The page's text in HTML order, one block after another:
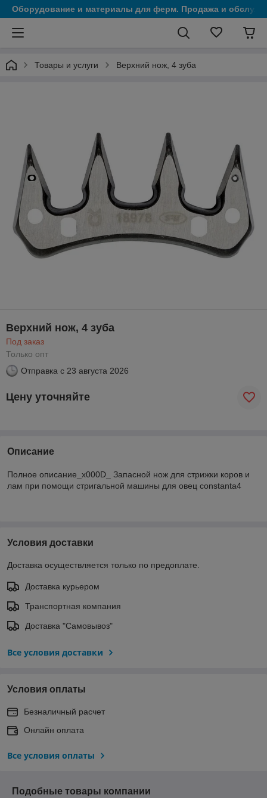
Оборудование и материалы для ферм. Продажа и
Товары и услуги Верхний нож, 4 зуба
Верхний нож, 4 зуба
Под заказ
Только опт
Отправка с 23 августа 2026
Цену уточняйте
Описание
Полное описание_x000D_ Запасной нож для стрижки коров и
лам при помощи стригальной машины для овец constanta4
Условия доставки
Доставка осуществляется только по предоплате.
Доставка курьером
Транспортная компания
Доставка "Самовывоз"
Все условия доставки
Условия оплаты
Безналичный расчет
Онлайн оплата
Все условия оплаты
Подобные товары компании